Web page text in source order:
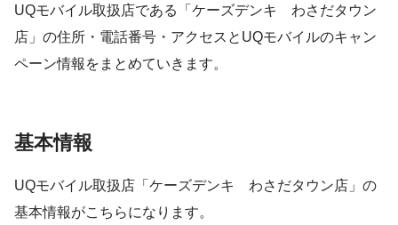
UQモバイル取扱店である「ケーズデンキ わさだタウン
店」の住所・電話番号・アクセスとUQモバイルのキャン
ペーン情報をまとめていきます。
基本情報
UQモバイル取扱店「ケーズデンキ わさだタウン店」の
基本情報がこちらになります。